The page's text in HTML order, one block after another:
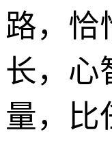
路，恰
长，心
量，比